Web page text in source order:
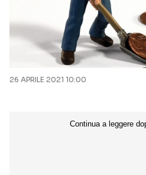
26 APRILE 2021 10:00